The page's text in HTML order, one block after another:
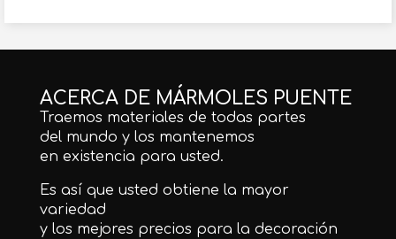
ACERCA DE MÁRMOLES PUENTE
Traemos materiales de todas partes
del mundo y los mantenemos
en existencia para usted.
Es así que usted obtiene la mayor
variedad
y los mejores precios para la decoración